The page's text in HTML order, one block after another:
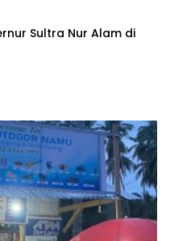
Sultra Nur Alam di